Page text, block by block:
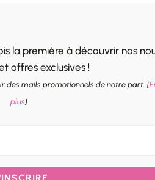
la première à découvrir nos
offres exclusives !
des mails promotionnels de notre part. [
plus]